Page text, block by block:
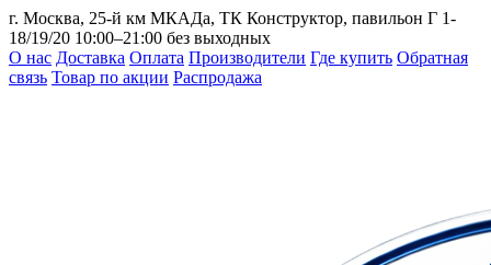
г. Москва, 25-й км МКАДа, ТК Конструктор, павильон Г 1-
18/19/20 10:00–21:00 без выходных
О нас Доставка Оплата Производители Где купить Обратная
связь Товар по акции Распродажа